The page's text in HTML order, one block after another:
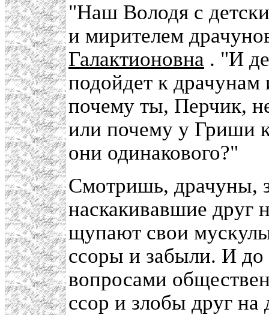
"Наш Володя с
и мирителем
Галактионовна . "И
подойдет к
почему ты, Перчик,
или почему у Гриши
они одинакового?"
Смотришь, драчуны,
наскакивавшие друг
щупают свои
ссоры и забыли. И до
вопросами
ссор и злобы друг на